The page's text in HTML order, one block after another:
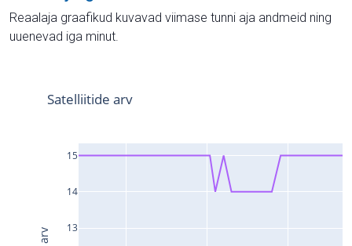
Reaalaja graafikud kuvavad viimase tunni aja andmeid ning
uuenevad iga minut.